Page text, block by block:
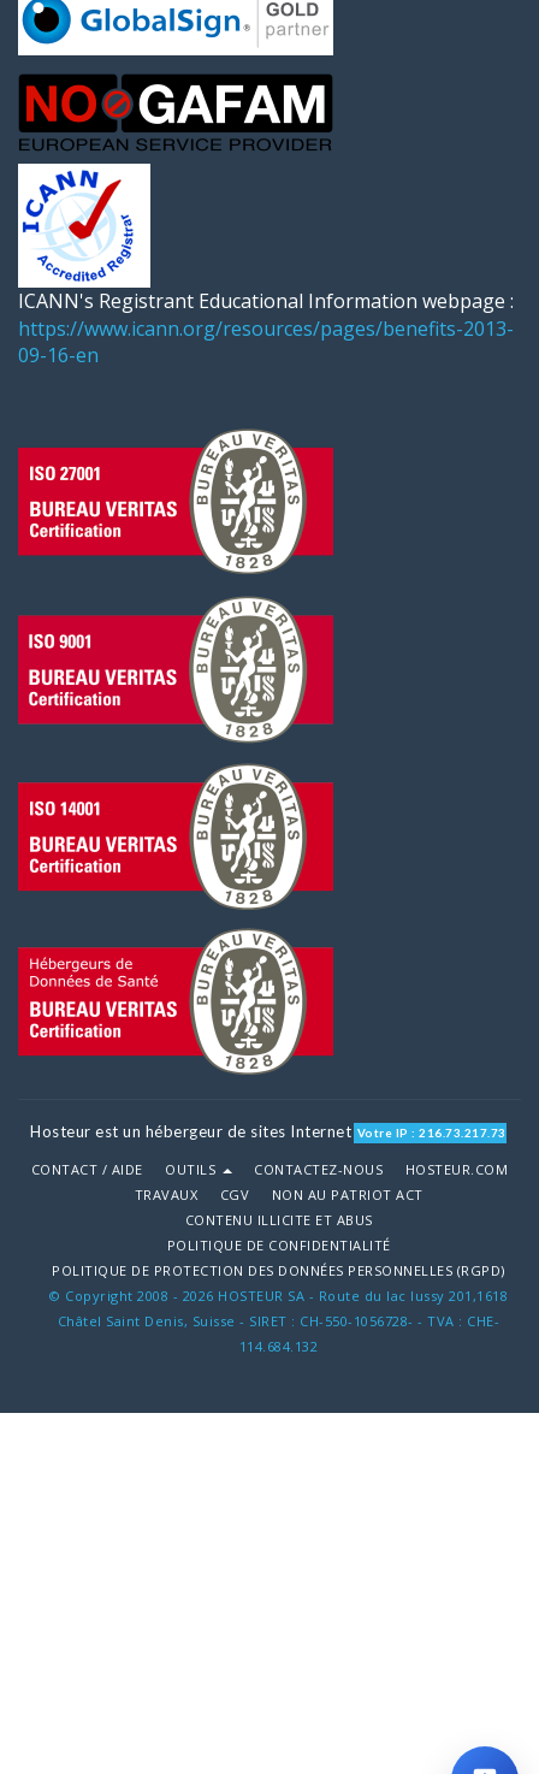
ICANN's Registrant Educational Information webpage :
https://www.icann.org/resources/pages/benefits-2013-
09-16-en
Hosteur est un hébergeur de sites Internet Votre IP : 216.73.217.73
CONTACT / AIDE OUTILS CONTACTEZ-NOUS
HOSTEUR.COM
TRAVAUX
CGV
NON AU PATRIOT ACT
CONTENU ILLICITE ET ABUS
POLITIQUE DE CONFIDENTIALITÉ
POLITIQUE DE PROTECTION DES DONNÉES PERSONNELLES (RGPD)
© Copyright 2008 - 2026 HOSTEUR SA - Route du lac lussy 201,1618
Châtel Saint Denis, Suisse - SIRET : CH-550-1056728- - TVA : CHE-
114.684.132